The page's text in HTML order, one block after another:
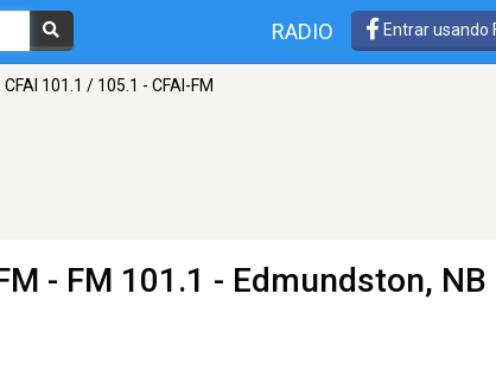
RADIO Entrar usando
CFAI 101.1 / 105.1 - CFAI-FM
- FM 101.1 - Edmundston, NB